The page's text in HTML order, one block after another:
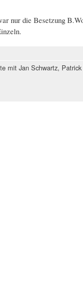
nur die Besetzung
mit Jan Schwartz,